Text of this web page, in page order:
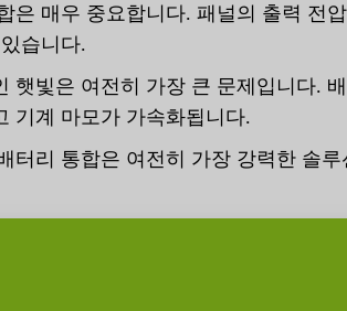
은 매우 중요합니다. 패널의 출력 전
습니다.
햇빛은 여전히 가장 큰 문제입니다.
기계 마모가 가속화됩니다.
터리 통합은 여전히 가장 강력한 솔